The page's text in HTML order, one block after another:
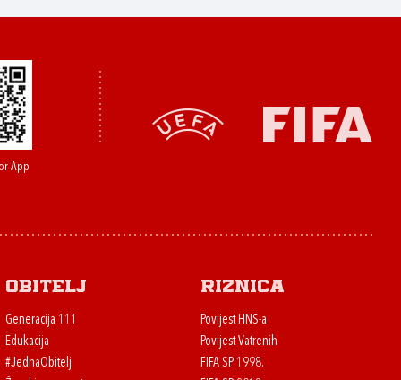
App
Obitelj
Generacija 111
Edukacija
#JednaObitelj
Riznica
Povijest HNS-a
Povijest Vatrenih
FIFA SP 1998.